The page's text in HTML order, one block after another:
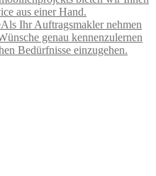
aus einer Hand.
Als Ihr Auftragsmakler nehmen
genau kennenzulernen
Bedürfnisse einzugehen.